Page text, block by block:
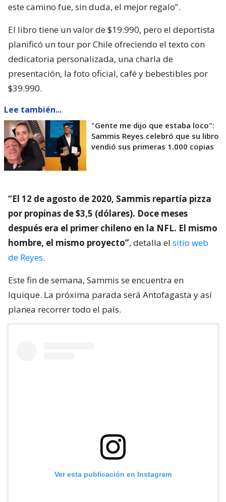
este camino fue, sin duda, el mejor regalo”.
El libro tiene un valor de $19.990, pero el deportista
planificó un tour por Chile ofreciendo el texto con
dedicatoria personalizada, una charla de
presentación, la foto oficial, café y bebestibles por
$39.990.
Lee también...
"Gente me dijo que estaba loco":
Sammis Reyes celebró que su libro
vendió sus primeras 1.000 copias
“El 12 de agosto de 2020, Sammis repartía pizza
por propinas de $3,5 (dólares). Doce meses
después era el primer chileno en la NFL. El mismo
hombre, el mismo proyecto”, detalla el sitio web
de Reyes.
Este fin de semana, Sammis se encuentra en
Iquique. La próxima parada será Antofagasta y así
planea recorrer todo el país.
Ver esta publicación en Instagram